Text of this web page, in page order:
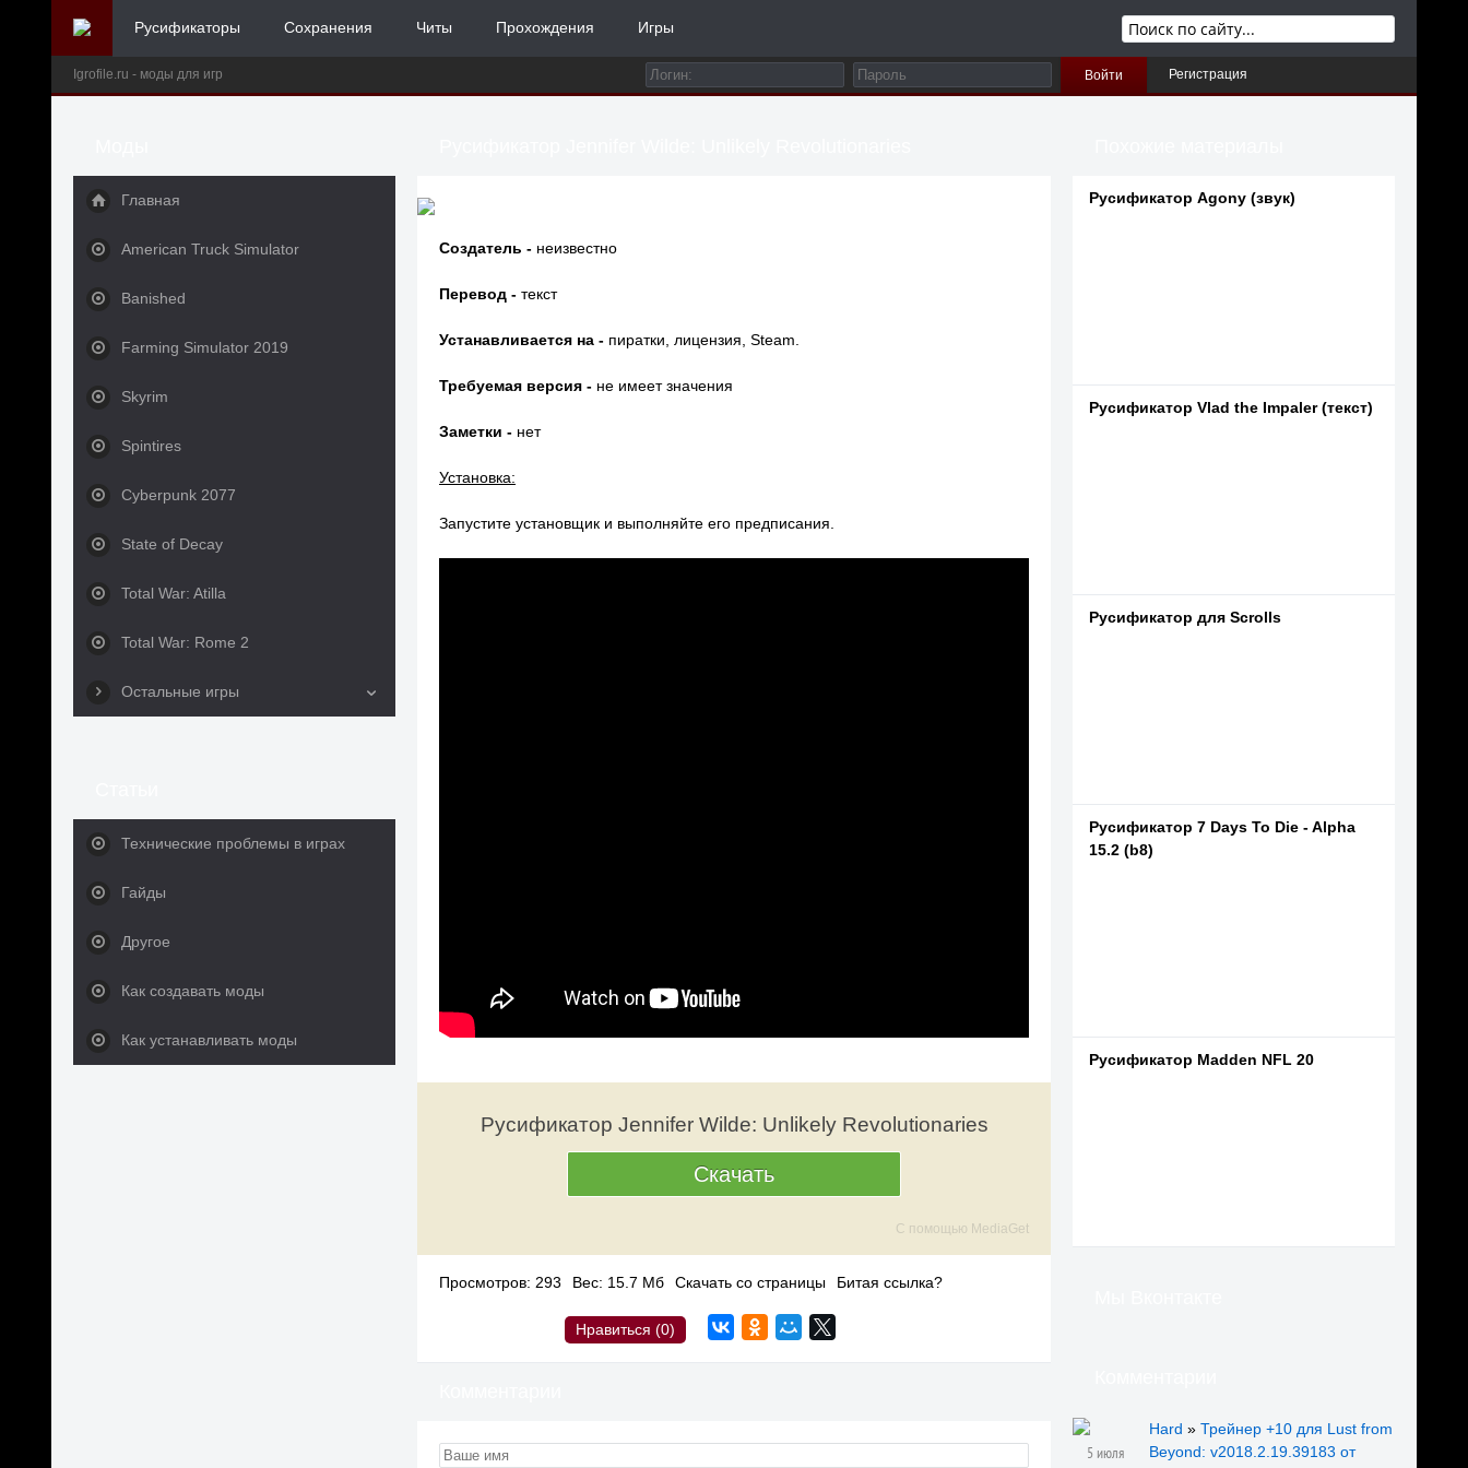
Русификаторы Сохранения Читы Прохождения Игры
Igrofile.ru - моды для игр Войти Регистрация
Главная
American Truck Simulator
Banished
Farming Simulator 2019
Skyrim
Spintires
Cyberpunk 2077
State of Decay
Total War: Atilla
Total War: Rome 2
Остальные игры
Технические проблемы в играх
Гайды
Другое
Как создавать моды
Как устанавливать моды
Создатель - неизвестно
Перевод - текст
Устанавливается на - пиратки, лицензия, Steam.
Требуемая версия - не имеет значения
Заметки - нет
Установка:
Запустите установщик и выполняйте его предписания.
Русификатор Jennifer Wilde: Unlikely Revolutionaries
Скачать
С помощью MediaGet
Просмотров: 293 Вес: 15.7 Мб Скачать со страницы Битая ссылка?
Нравиться (0)
Русификатор Agony (звук)
Русификатор Vlad the Impaler (текст)
Русификатор для Scrolls
Русификатор 7 Days To Die - Alpha
15.2 (b8)
Русификатор Madden NFL 20
5 июля
Hard » Трейнер +10 для Lust from
Beyond: v2018.2.19.39183 от